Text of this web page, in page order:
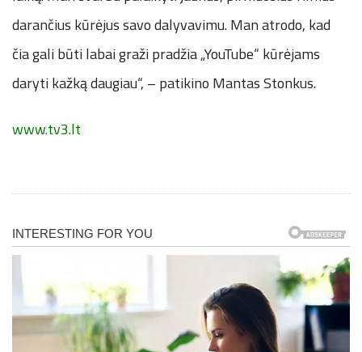
darančius kūrėjus savo dalyvavimu. Man atrodo, kad
čia gali būti labai graži pradžia „YouTube“ kūrėjams
daryti kažką daugiau“, – patikino Mantas Stonkus.
www.tv3.lt